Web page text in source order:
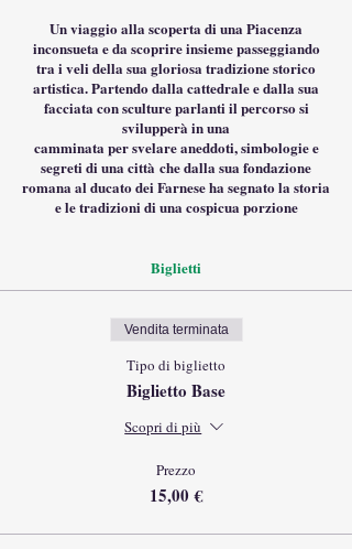
Un viaggio alla scoperta di una Piacenza
inconsueta e da scoprire insieme passeggiando
tra i veli della sua gloriosa tradizione storico
artistica. Partendo dalla cattedrale e dalla sua
facciata con sculture parlanti il percorso si
svilupperà in una
camminata per svelare aneddoti, simbologie e
segreti di una città che dalla sua fondazione
romana al ducato dei Farnese ha segnato la storia
e le tradizioni di una cospicua porzione
vicino celebri opere d’arte attraverseremo i
maggiori punti d’ interesse della città.
Luoghi che conosceremo: la prigione della torre
campanaria, i segreti della cattedrale tra interno
ed esterno, i putti imbronciati , i cavalli farnesiani
e i loro strani zoccoli , i bassorilievi del Mochi e
Stendhal, il calendario celeste perpetuo, le due
facciate di
duomo, l'albergo dove alloggiava Verdi, lo
splendido portale di palazzo Lanzi, e tante altre
curiosità, capolavori d’arte e piccoli segreti che
Biglietti
Vendita terminata
Tipo di biglietto
Biglietto Base
Scopri di più
Prezzo
15,00 €